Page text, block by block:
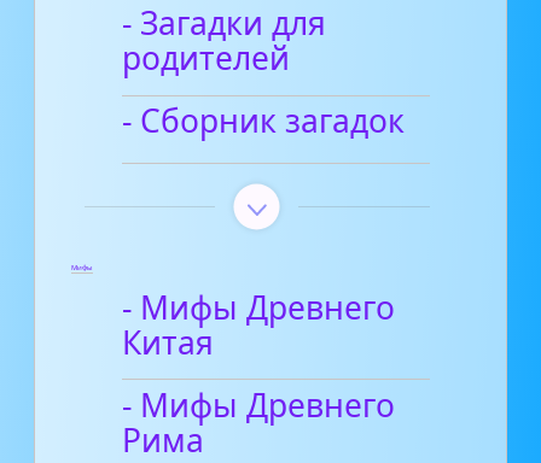
- Загадки для
родителей
- Сборник загадок
Мифы
- Мифы Древнего
Китая
- Мифы Древнего
Рима